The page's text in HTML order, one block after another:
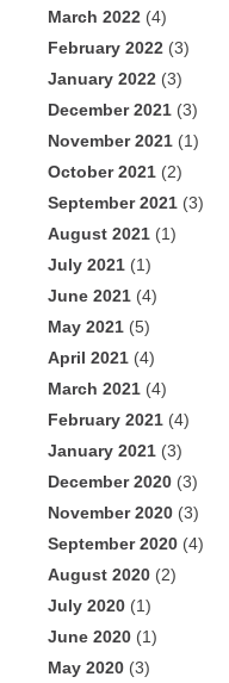
March 2022 (4)
February 2022 (3)
January 2022 (3)
December 2021 (3)
November 2021 (1)
October 2021 (2)
September 2021 (3)
August 2021 (1)
July 2021 (1)
June 2021 (4)
May 2021 (5)
April 2021 (4)
March 2021 (4)
February 2021 (4)
January 2021 (3)
December 2020 (3)
November 2020 (3)
September 2020 (4)
August 2020 (2)
July 2020 (1)
June 2020 (1)
May 2020 (3)